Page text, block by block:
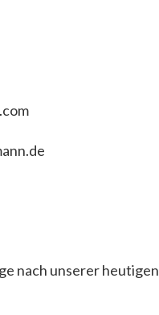
nach unserer heutigen